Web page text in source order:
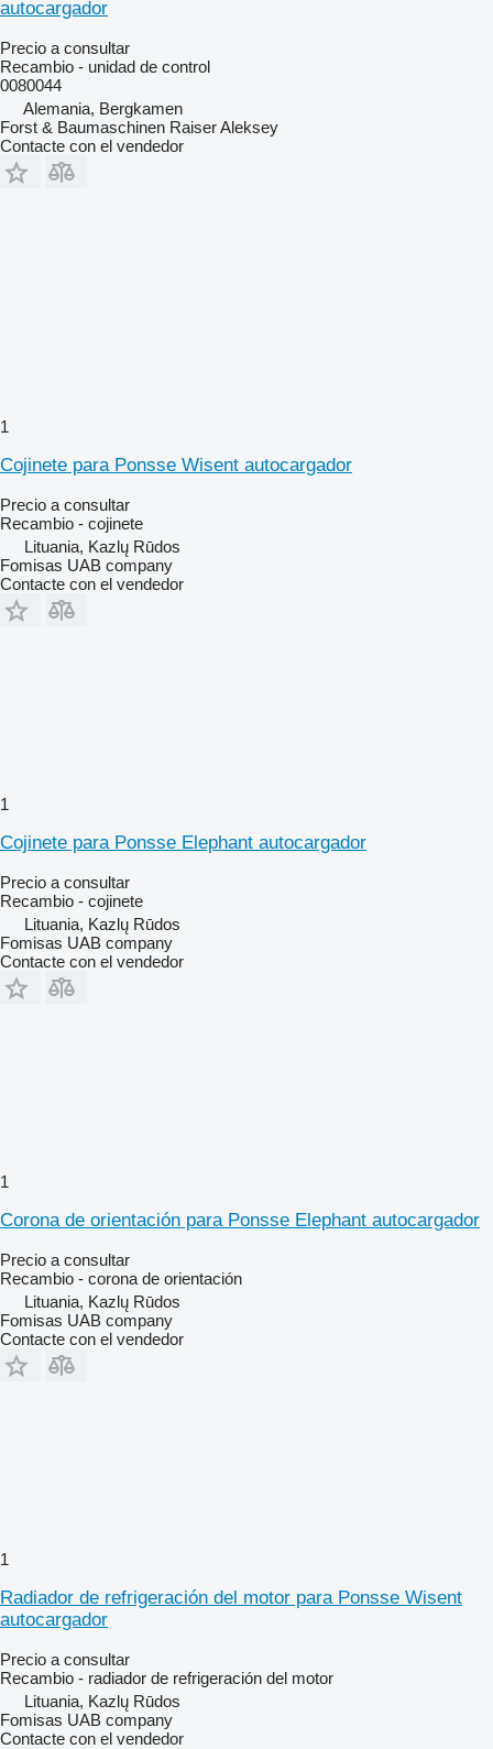
autocargador
Precio a consultar
Recambio - unidad de control
0080044
Alemania, Bergkamen
Forst & Baumaschinen Raiser Aleksey
Contacte con el vendedor
1
Cojinete para Ponsse Wisent autocargador
Precio a consultar
Recambio - cojinete
Lituania, Kazlų Rūdos
Fomisas UAB company
Contacte con el vendedor
1
Cojinete para Ponsse Elephant autocargador
Precio a consultar
Recambio - cojinete
Lituania, Kazlų Rūdos
Fomisas UAB company
Contacte con el vendedor
1
Corona de orientación para Ponsse Elephant autocargador
Precio a consultar
Recambio - corona de orientación
Lituania, Kazlų Rūdos
Fomisas UAB company
Contacte con el vendedor
1
Radiador de refrigeración del motor para Ponsse Wisent
autocargador
Precio a consultar
Recambio - radiador de refrigeración del motor
Lituania, Kazlų Rūdos
Fomisas UAB company
Contacte con el vendedor